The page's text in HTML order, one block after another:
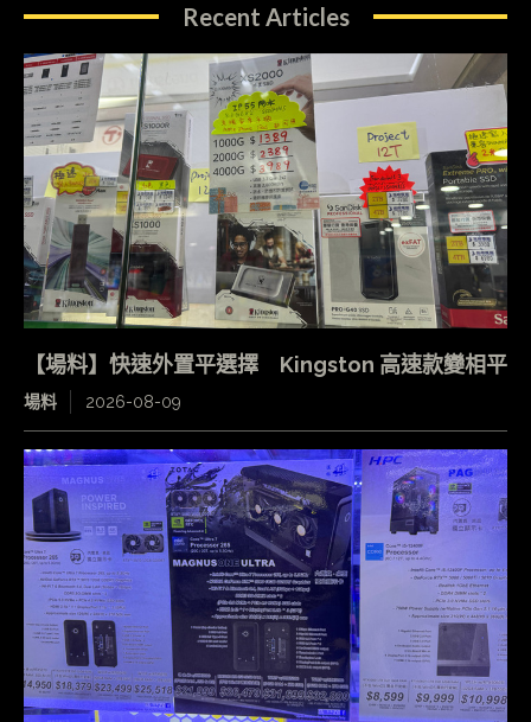
Recent Articles
【場料】快速外置平選擇 Kingston 高速款變相平
場料 2026-08-09